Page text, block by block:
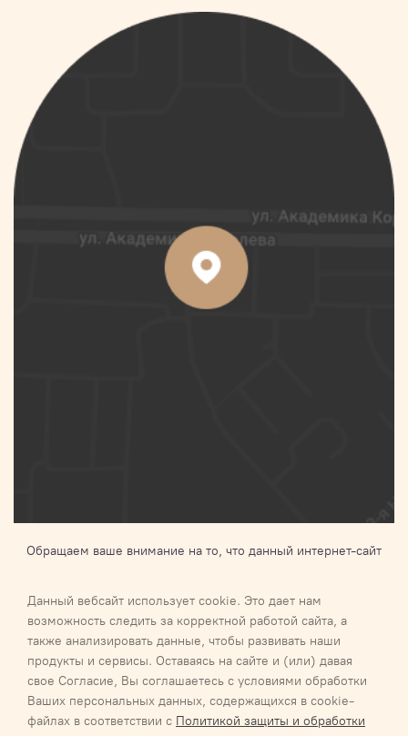
Данный вебсайт использует cookie. Это дает нам
возможность следить за корректной работой сайта, а
также анализировать данные, чтобы развивать наши
продукты и сервисы. Оставаясь на сайте и (или) давая
свое Согласие, Вы соглашаетесь с условиями обработки
Ваших персональных данных, содержащихся в cookie-
файлах в соответствии с Политикой защиты и обработки
Обращаем ваше внимание на то, что данный интернет-сайт
определяемой положениями Статьи 437 п.2 Гражданского
кодекса Российской Федерации.Для получения подробной
информации о наличии и стоимости указанных товаров и (или)
услуг, пожалуйста, обращайтесь к менеджеру
Галактика 2027Карта сайта